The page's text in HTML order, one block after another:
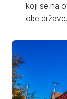
koji se na
obe države.